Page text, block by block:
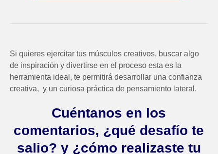
Si quieres ejercitar tus músculos creativos, buscar algo
de inspiración y divertirse en el proceso esta es la
herramienta ideal, te permitirá desarrollar una confianza
creativa, y un curiosa práctica de pensamiento lateral.
Cuéntanos en los
comentarios, ¿qué desafío te
salio? y ¿cómo realizaste tu